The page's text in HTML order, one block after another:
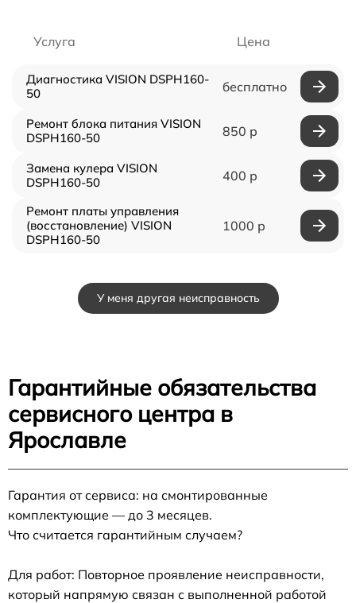
Услуга Цена
Диагностика VISION DSPH160-
50
бесплатно
Ремонт блока питания VISION
DSPH160-50
850 р
Замена кулера VISION
DSPH160-50
400 р
Ремонт платы управления
(восстановление) VISION
DSPH160-50
1000 р
У меня другая неисправность
Гарантийные обязательства
сервисного центра в
Ярославле
Гарантия от сервиса: на смонтированные
комплектующие — до 3 месяцев.
Что считается гарантийным случаем?
Для работ: Повторное проявление неисправности,
который напрямую связан с выполненной работой